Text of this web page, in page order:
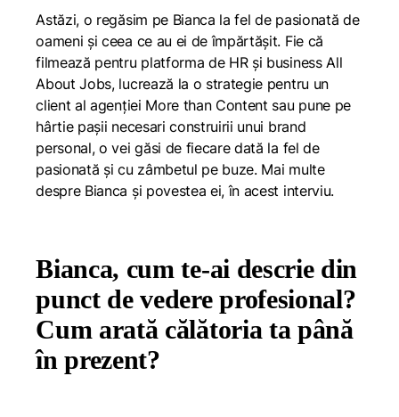
Astăzi, o regăsim pe Bianca la fel de pasionată de
oameni și ceea ce au ei de împărtășit. Fie că
filmează pentru platforma de HR și business All
About Jobs, lucrează la o strategie pentru un
client al agenției More than Content sau pune pe
hârtie pașii necesari construirii unui brand
personal, o vei găsi de fiecare dată la fel de
pasionată și cu zâmbetul pe buze. Mai multe
despre Bianca și povestea ei, în acest interviu.
Bianca, cum te-ai descrie din
punct de vedere profesional?
Cum arată călătoria ta până
în prezent?